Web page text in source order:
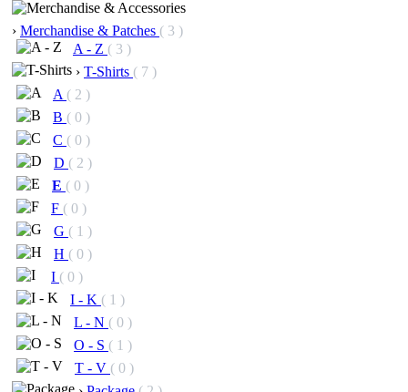
› Merchandise & Patches ( 3 )
A - Z ( 3 )
› T-Shirts ( 7 )
A ( 2 )
B ( 0 )
C ( 0 )
D ( 2 )
E ( 0 )
F ( 0 )
G ( 1 )
H ( 0 )
I ( 0 )
I - K ( 1 )
L - N ( 0 )
O - S ( 1 )
T - V ( 0 )